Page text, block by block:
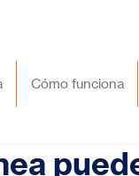
Cómo funciona